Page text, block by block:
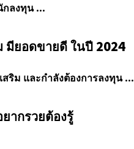
กลงทุน ...
มียอดขายดี ในปี 2024
ริม และกำลังต้องการลงทุน ...
ากรวยต้องรู้